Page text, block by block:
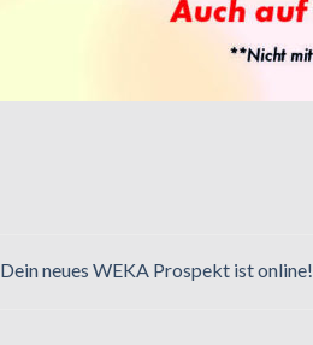
Dein neues WEKA Prospekt ist online!